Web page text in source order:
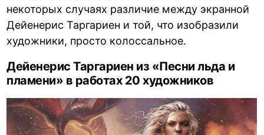
некоторых случаях различие между экранной
Дейенерис Таргариен и той, что изобразили
художники, просто колоссальное.
Дейенерис Таргариен из «Песни льда и
пламени» в работах 20 художников